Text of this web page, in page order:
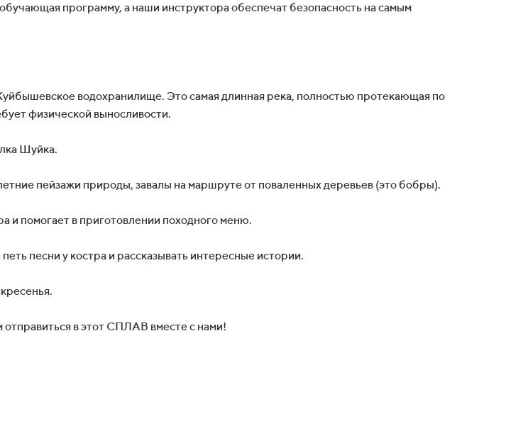
программу, а наши инструктора обеспечат безопасность на самым
водохранилище. Это самая длинная река, полностью протекающая по
физической выносливости.
Шуйка.
пейзажи природы, завалы на маршруте от поваленных деревьев (это бобры).
и помогает в приготовлении походного меню.
песни у костра и рассказывать интересные истории.
в этот СПЛАВ вместе с нами!